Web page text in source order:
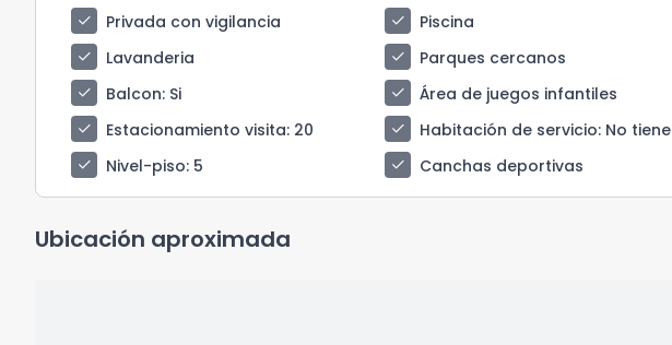
check
Privada con vigilancia check Piscina
check
Lavanderia check Parques cercanos
check
Balcon: Si check Área de juegos infantiles
check
Estacionamiento visita: 20 check Habitación de servicio: No tiene
check
Nivel-piso: 5 check Canchas deportivas
Ubicación aproximada